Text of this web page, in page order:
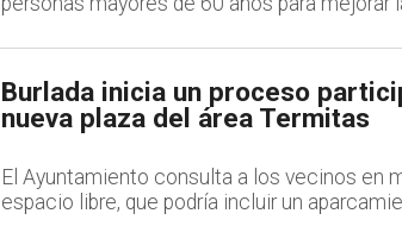
Burlada inicia un proceso
nueva plaza del área Termitas
El Ayuntamiento consulta a los vecinos en
espacio libre, que podría incluir un